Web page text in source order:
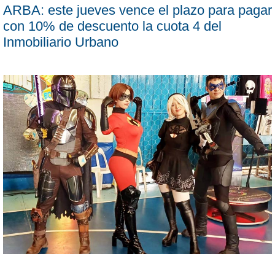
ARBA: este jueves vence el plazo para pagar
con 10% de descuento la cuota 4 del
Inmobiliario Urbano